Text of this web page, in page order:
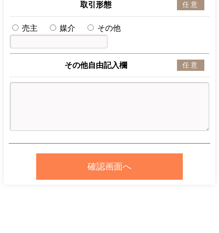
取引形態 任意
売主 媒介 その他
その他自由記入欄 任意